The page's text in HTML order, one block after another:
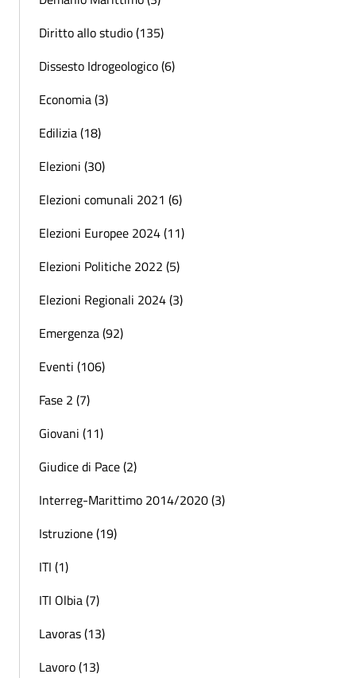
Diritto allo studio (135)
Dissesto Idrogeologico (6)
Economia (3)
Edilizia (18)
Elezioni (30)
Elezioni comunali 2021 (6)
Elezioni Europee 2024 (11)
Elezioni Politiche 2022 (5)
Elezioni Regionali 2024 (3)
Emergenza (92)
Eventi (106)
Fase 2 (7)
Giovani (11)
Giudice di Pace (2)
Interreg-Marittimo 2014/2020 (3)
Istruzione (19)
ITI (1)
ITI Olbia (7)
Lavoras (13)
Lavoro (13)